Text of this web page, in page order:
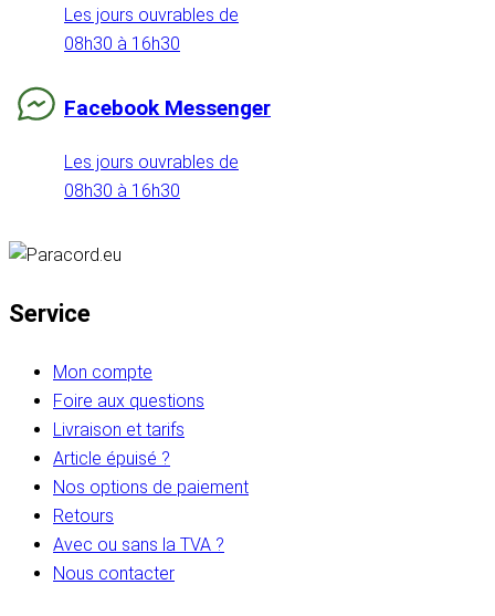
Les jours ouvrables de
08h30 à 16h30
Facebook Messenger
Les jours ouvrables de
08h30 à 16h30
Service
Mon compte
Foire aux questions
Livraison et tarifs
Article épuisé ?
Nos options de paiement
Retours
Avec ou sans la TVA ?
Nous contacter